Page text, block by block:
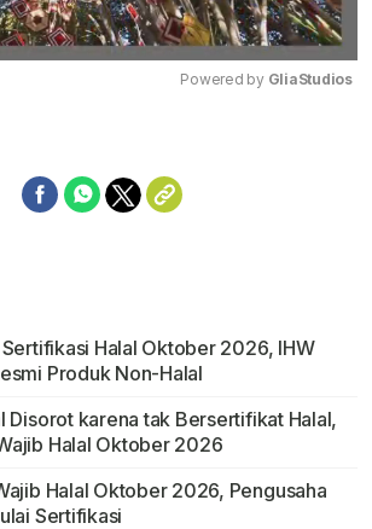
Powered by GliaStudios
Halal Oktober 2026, IHW
Produk Non-Halal
Disorot karena tak Bersertifikat Halal,
Halal Oktober 2026
Halal Oktober 2026, Pengusaha
Sertifikasi